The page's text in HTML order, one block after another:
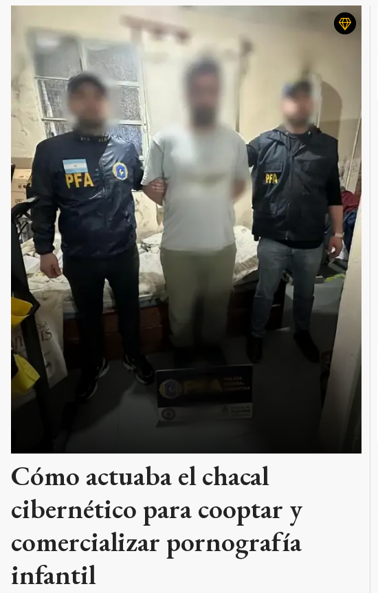
Cómo actuaba el chacal
cibernético para cooptar y
comercializar pornografía
infantil